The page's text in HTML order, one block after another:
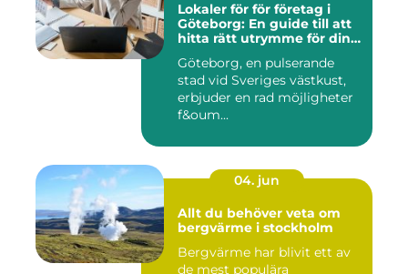
Lokaler för för företag i
Göteborg: En guide till att
hitta rätt utrymme för din
Göteborg, en pulserande
stad vid Sveriges västkust,
erbjuder en rad möjligheter
f&oum...
04. jun
Allt du behöver veta om
bergvärme i stockholm
Bergvärme har blivit ett av
de mest populära